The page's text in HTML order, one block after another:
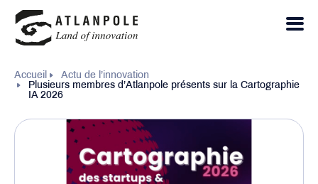
Accueil
Actu de l’innovation
Plusieurs membres d’Atlanpole présents sur la Cartographie
IA 2026